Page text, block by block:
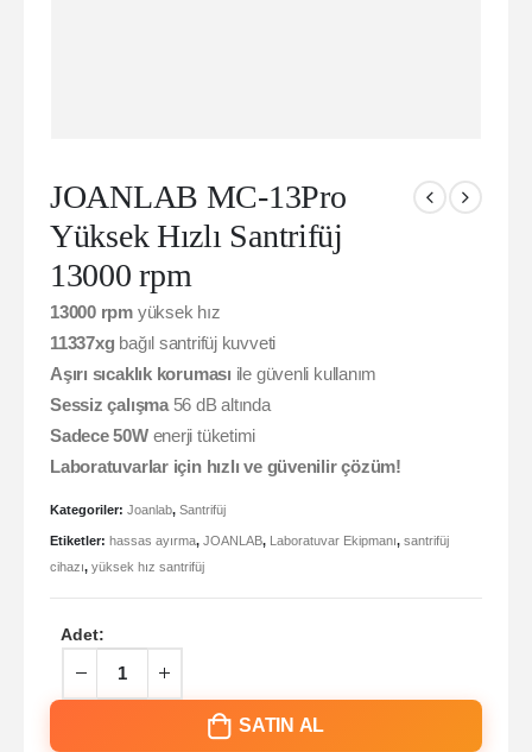
JOANLAB MC-13Pro
Yüksek Hızlı Santrifüj
13000 rpm
13000 rpm yüksek hız
11337xg bağıl santrifüj kuvveti
Aşırı sıcaklık koruması ile güvenli kullanım
Sessiz çalışma56 dB altında
Sadece 50Wenerji tüketimi
Laboratuvarlar için hızlı ve güvenilir çözüm!
Kategoriler: Joanlab, Santrifüj
Etiketler: hassas ayırma, JOANLAB, Laboratuvar Ekipmanı, santrifüj
cihazı, yüksek hız santrifüj
Adet:
SATIN AL